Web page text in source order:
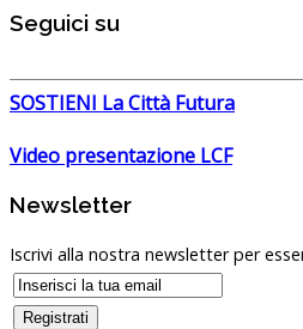
Seguici su
SOSTIENI La Città Futura
Video presentazione LCF
Newsletter
Iscrivi alla nostra newsletter per